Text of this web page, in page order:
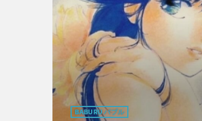
BABURU バブル